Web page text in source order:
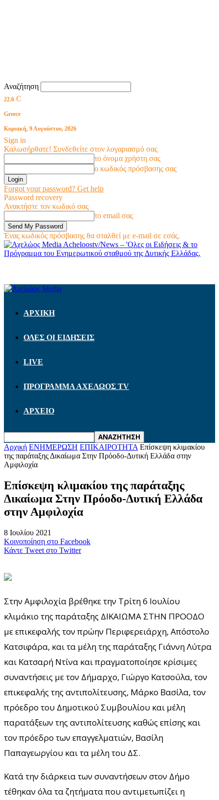
Αναζήτηση
22.6 C
Greece
Κυριακή, 9 Αυγούστου, 2026
Sign in
Καλωσήρθατε! Συνδεθείτε στον λογαριασμό σας
το όνομα χρήστη σας
ο κωδικός πρόσβασης σας
Forgot your password? Get help
Password recovery
Ανακτήστε τον κωδικό σας
το email σας
Ένας κωδικός πρόσβασης θα σταλθεί με e-mail σε εσάς.
Acheloostv/News – 'Ολες οι Ειδήσεις & το
Πρόγραμμα του Ενημερωτικού σταθμού της Δυτικής Ελλάδας.
ΑΡΧΙΚΗ
ΟΛΕΣ ΟΙ ΕΙΔΗΣΕΙΣ
LIVE
ΠΡΟΓΡΑΜΜΑ ΑΧΕΛΩΟΣ TV
ΑΡΧΕΙΟ
Αρχική ΕΝΗΜΕΡΩΣΗ ΕΠΙΚΑΙΡΟΤΗΤΑ Επίσκεψη κλιμακίου
της παράταξης Δικαίωμα Στην Πρόοδο-Δυτική Ελλάδα στην
Αμφιλοχία
Επίσκεψη κλιμακίου της παράταξης
Δικαίωμα Στην Πρόοδο-Δυτική Ελλάδα
στην Αμφιλοχία
8 Ιουλίου 2021
Κοινοποίηση στο Facebook
Κάντε Tweet στο Twitter
Στην Αμφιλοχία βρέθηκε την Τρίτη 6 Ιουλίου
κλιμάκιο της παράταξης ΔΙΚΑΙΩΜΑ ΣΤΗΝ ΠΡΟΟΔΟ
με επικεφαλής τον πρώην Περιφερειάρχη, Απόστολο
Κατσιφάρα, και τα μέλη της παράταξης Γιάννη Λύτρα
και Κατσαρή Ντίνα και πραγματοποίησε κρίσιμες
συναντήσεις με τον Δήμαρχο, Γιώργο Κατσούλα, τον
επικεφαλής της αντιπολίτευσης, Μάρκο Βασίλα, τον
πρόεδρο του Δημοτικού Συμβουλίου και μέλη
παρατάξεων της αντιπολίτευσης καθώς επίσης και
τον πρόεδρο των επαγγελματιών, Βασίλη
Παπαγεωργίου και τα μέλη του ΔΣ.
Κατά την διάρκεια των συναντήσεων στον Δήμο
τέθηκαν όλα τα ζητήματα που αντιμετωπίζει η